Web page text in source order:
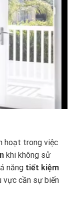
hoạt trong việc
khi không sử
năng tiết kiệm
vực cần sự biến